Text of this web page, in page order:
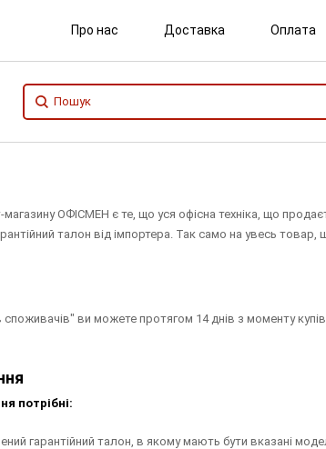
Про нас Доставка Оплата
ОФІСМЕН є те, що уся офісна техніка, що
талон від імпортера. Так само на увесь
ви можете протягом 14 днів з моменту
потрібні:
гарантійний талон, в якому мають бути вказані